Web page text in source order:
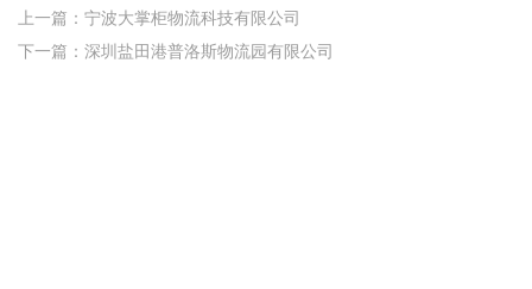
上一篇：宁波大掌柜物流科技有限公司
下一篇：深圳盐田港普洛斯物流园有限公司